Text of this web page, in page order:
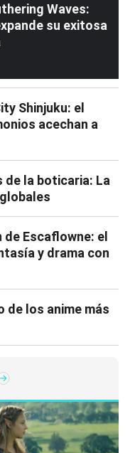
Waves:
su exitosa
Shinjuku: el
acechan a
de la boticaria: La
Escaflowne: el
y drama con
de los anime más